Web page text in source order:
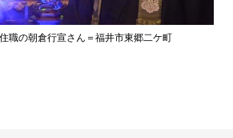
職の朝倉行宣さん＝福井市東郷二ケ町